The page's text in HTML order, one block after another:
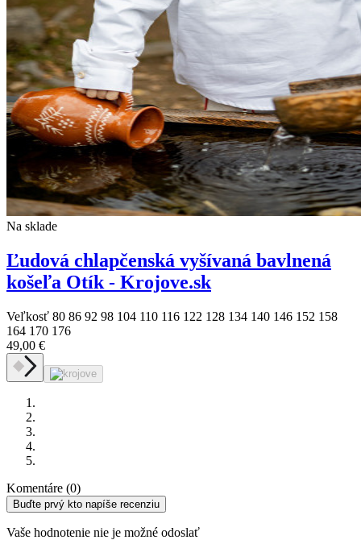
Na sklade
Ľudová chlapčenská vyšívaná bavlnená
košeľa Otík - Krojove.sk
Veľkosť 80 86 92 98 104 110 116 122 128 134 140 146 152 158
164 170 176
49,00 €
Komentáre (0)
Buďte prvý kto napíše recenziu
Vaše hodnotenie nie je možné odoslať